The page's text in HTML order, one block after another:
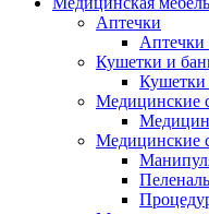
Аптечки
Кушетки и
Кушетки
Медицинские
Медицинские